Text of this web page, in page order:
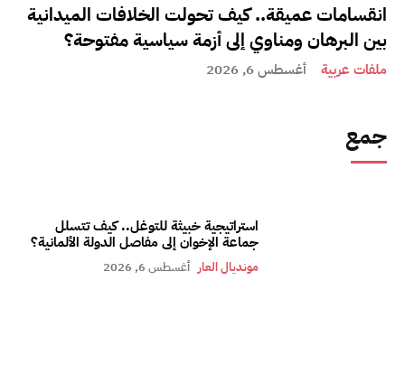
انقسامات عميقة.. كيف تحولت الخلافات الميدانية
بين البرهان ومناوي إلى أزمة سياسية مفتوحة؟
ملفات عربية أغسطس 6, 2026
جمع
استراتيجية خبيثة للتوغل.. كيف تتسلل
جماعة الإخوان إلى مفاصل الدولة الألمانية؟
مونديال العار أغسطس 6, 2026